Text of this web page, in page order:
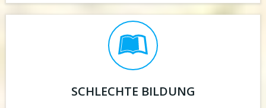
SCHLECHTE BILDUNG